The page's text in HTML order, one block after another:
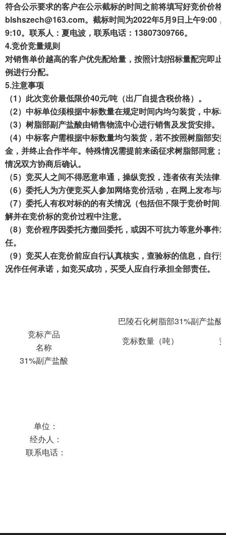
符合公示要求的客户在公示截标的时间之前将填写好竞价价格
blshszech@163.com。截标时间为2022年5月9日上午9:00
9:10。联系人 ：夏电波 ， 联系电话：13807309766。
4.竞价竞量规则
对销售单价越高的客户优先配给量，按照计划招标量配完即止
例进行分配。
5.注意事项
（1） 此次竞价最低限价40元/吨（出厂自提含税价格）。
（2）中标单位须根据中标数量在规定时间内均匀装货， 中标
（3）树脂部副产盐酸由销售物流中心进行销售及发货安排。
（4） 中标客户需根据中标数量均匀装货， 若不按照树脂部安
金，并终止合作半年。特殊情况需提前来函征求树脂部同意；
情况双方协商后确认。
（5）竞买人之间不得恶意串通，操纵竞投，违者依有关法律
（6）委托人为方便竞买人参加网络竞价活动，在网上发布与
（7）委托人有权对标的的有关情况（包括但不限于竞价时
解并在竞价标的竞价过程中注意。
（8）竞价程序因委托方撤回委托，或因不可抗力等意外事
任。
（9）竞买人在竞价前应自行认真核实，查验标的信息，自
况作任何承诺，如竞买成功，买受人应自行承担全部责任。
巴陵石化树脂部31%副产盐
竞标产品
名称
竞标数量（吨）
31%副产盐酸
单位：
经办人：
联系电话：